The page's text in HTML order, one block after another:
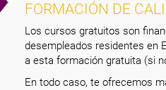
FORMACIÓN DE
Los cursos gratuitos son
desempleados residentes en
a esta formación gratuita (si
En todo caso, te ofrecemos